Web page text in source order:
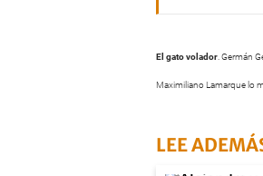
El gato volador . Germán
Maximiliano Lamarque lo
LEE